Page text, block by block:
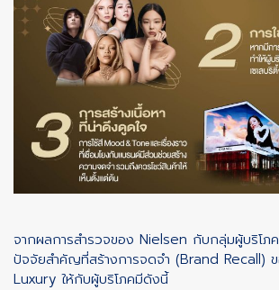
จากผลการสำรวจของ Nielsen กับกลุ่มผู้บริโภ
ปัจจัยสำคัญที่สร้างการจดจำ (Brand Recall)
Luxury ให้กับผู้บริโภคมีดังนี้